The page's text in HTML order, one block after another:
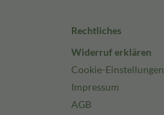
Rechtliches
Widerruf erklären
Cookie-Einstellungen
Impressum
AGB